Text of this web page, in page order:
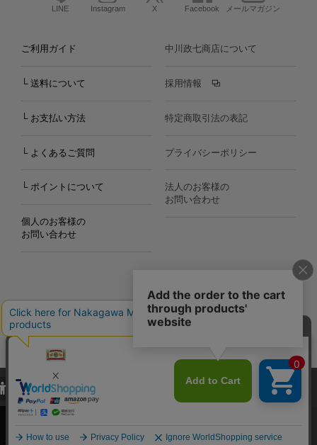
LINE Instagram X Facebook メールマガジン
ご利用ガイド
└ 送料について
└ お支払い方法
└ よくあるご質問
└ ポイントについて
個人のお客様の
お問い合わせ
中川政七商店について
採用情報
特定商取引法の表記
プライバシーポリシー
法人のお客様の
お問い合わせ
Copyright©2000
Nakagawa Masashichi Shoten All Rights Reserved.
当サイトでは、当サイト内における閲覧履歴・属性情報などの取得およ
び利便性向上のためにクッキー（Cookie）を使用いたします。詳細に
関しては「プライバシーポリシー
承諾する